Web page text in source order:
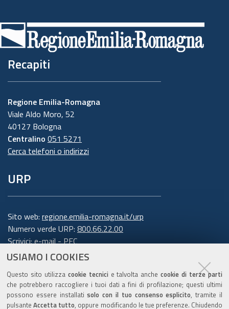
USIAMO I COOKIES
Questo sito utilizza cookie tecnici e talvolta anchecookie di terze parti
che potrebbero raccogliere i tuoi dati a fini di profilazione; questi ultimi
possono essere installatisolo con il tuo consenso esplicito, tramite il
pulsanteAccetta tutto, oppure modificando le tue preferenze. Chiudendo
Recapiti
Regione Emilia-Romagna
Viale Aldo Moro, 52
40127 Bologna
Centralino 051 5271
Cerca telefoni o indirizzi
URP
Sito web: regione.emilia-romagna.it/urp
Numero verde URP: 800.66.22.00
Scrivici:e-mail-PEC
Trasparenza